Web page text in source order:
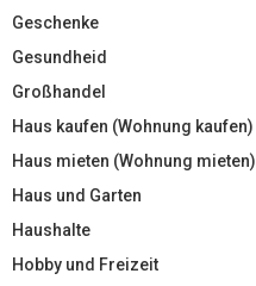
Geschenke
Gesundheid
Großhandel
Haus kaufen (Wohnung kaufen)
Haus mieten (Wohnung mieten)
Haus und Garten
Haushalte
Hobby und Freizeit